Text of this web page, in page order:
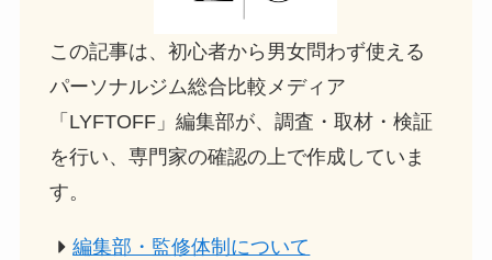
この記事は、初心者から男女問わず使える
パーソナルジム総合比較メディア
「LYFTOFF」編集部が、調査・取材・検証
を行い、専門家の確認の上で作成していま
す。
編集部・監修体制について